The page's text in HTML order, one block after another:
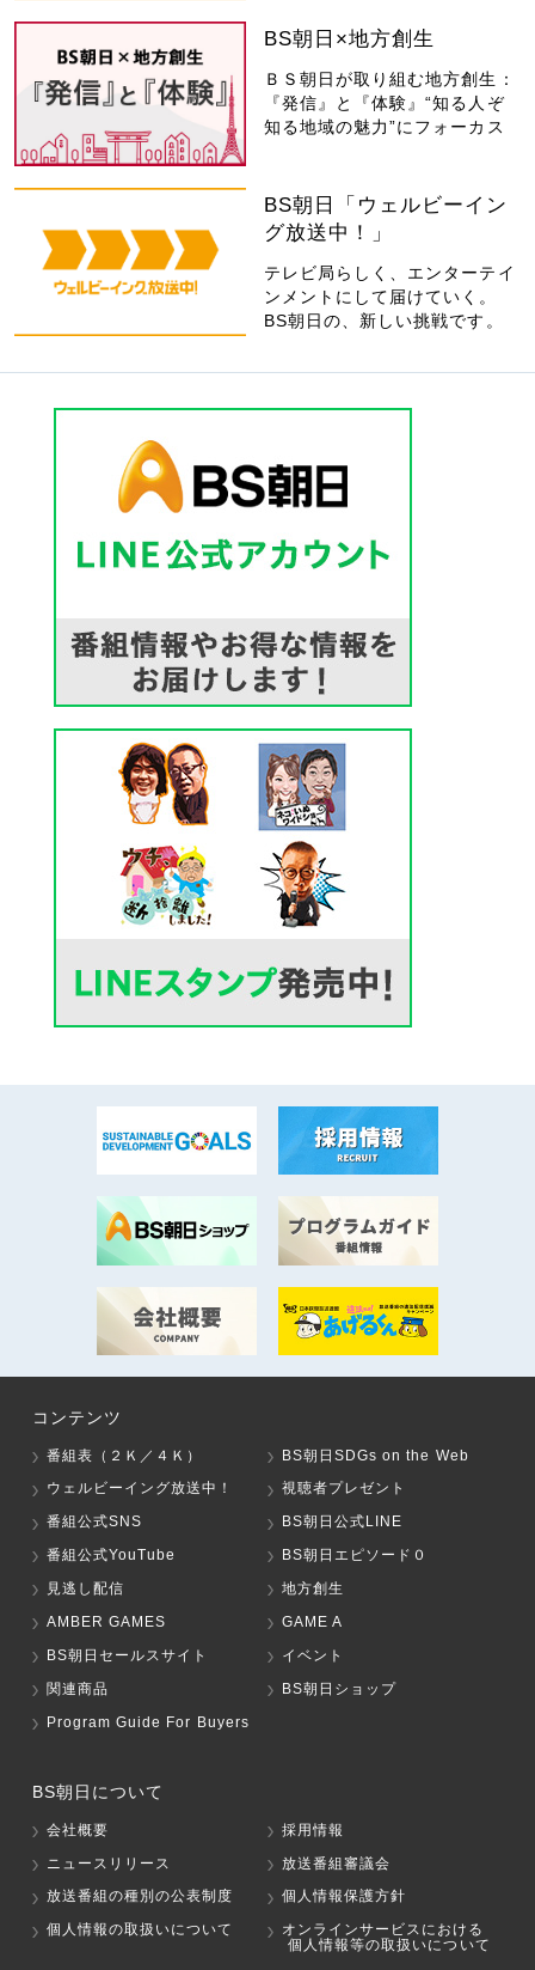
BS朝日×地方創生
ＢＳ朝日が取り組む地方創生：
『発信』と『体験』“知る人ぞ
知る地域の魅力”にフォーカス
BS朝日「ウェルビーイン
グ放送中！」
テレビ局らしく、エンターテイ
ンメントにして届けていく。
BS朝日の、新しい挑戦です。
コンテンツ
番組表（２Ｋ／４Ｋ）
BS朝日SDGs on the Web
ウェルビーイング放送中！
視聴者プレゼント
番組公式SNS
BS朝日公式LINE
番組公式YouTube
BS朝日エピソード０
見逃し配信
地方創生
AMBER GAMES
GAME A
BS朝日セールスサイト
イベント
関連商品
BS朝日ショップ
Program Guide For Buyers
BS朝日について
会社概要
採用情報
ニュースリリース
放送番組審議会
放送番組の種別の公表制度
個人情報保護方針
個人情報の取扱いについて
オンラインサービスにおける
個人情報等の取扱いについて